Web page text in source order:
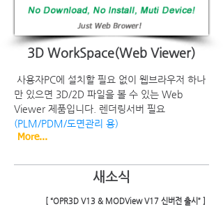
3D WorkSpace(Web Viewer)
사용자PC에 설치할 필요 없이 웹브라우저 하나
만 있으면 3D/2D 파일을 볼 수 있는 Web
Viewer 제품입니다. 렌더링서버 필요
(PLM/PDM/도면관리 용)
More...
새소식
[ “OPR3D V13 & MODView V17 신버전 출시” ]